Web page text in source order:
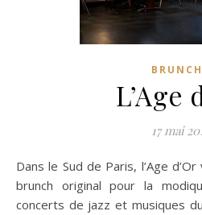
L’Age
17 mai
Dans le Sud de Paris, l’Age d’Or vous accueille autour d’un
brunch original pour la
concerts de jazz et musiques